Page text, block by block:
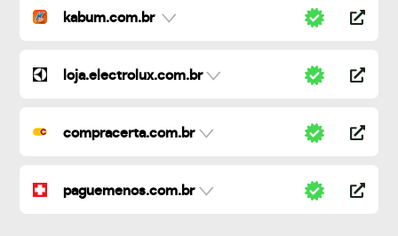
kabum.com.br
loja.electrolux.com.br
compracerta.com.br
paguemenos.com.br